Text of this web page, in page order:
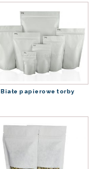
Białe papierowe torby